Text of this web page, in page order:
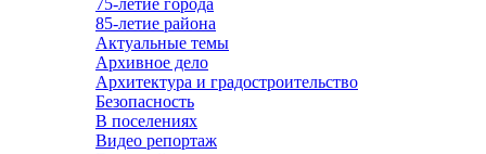
75-летие города
85-летие района
Актуальные темы
Архивное дело
Архитектура и градостроительство
Безопасность
В поселениях
Видео репортаж